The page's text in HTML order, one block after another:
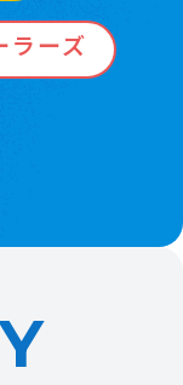
ラーズ